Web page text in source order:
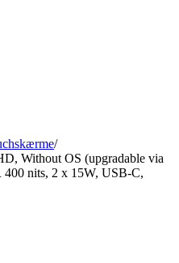
/
Without OS (upgradable via
nits, 2 x 15W, USB-C,